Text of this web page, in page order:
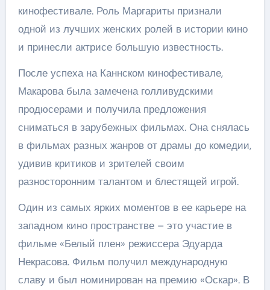
кинофестивале. Роль Маргариты признали
одной из лучших женских ролей в истории кино
и принесли актрисе большую известность.
После успеха на Каннском кинофестивале,
Макарова была замечена голливудскими
продюсерами и получила предложения
сниматься в зарубежных фильмах. Она снялась
в фильмах разных жанров от драмы до комедии,
удивив критиков и зрителей своим
разносторонним талантом и блестящей игрой.
Один из самых ярких моментов в ее карьере на
западном кино пространстве – это участие в
фильме «Белый плен» режиссера Эдуарда
Некрасова. Фильм получил международную
славу и был номинирован на премию «Оскар». В